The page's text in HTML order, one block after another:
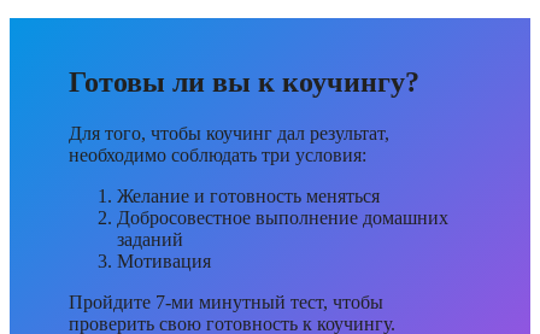
Готовы ли вы к коучингу?
Для того, чтобы коучинг дал результат,
необходимо соблюдать три условия:
Желание и готовность меняться
Добросовестное выполнение домашних
заданий
Мотивация
Пройдите 7-ми минутный тест, чтобы
проверить свою готовность к коучингу.